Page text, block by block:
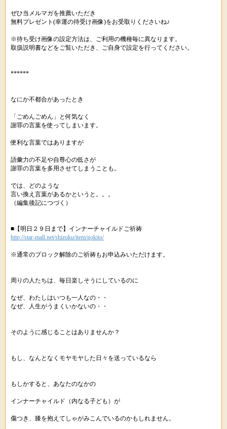
ぜひ当メルマガを推薦いただき
無料プレゼント(幸運の待受け画像)をお受取りくださいね♪
※待ち受け画像の設定方法は、ご利用の機種毎に異なります。
取扱説明書などをご覧いただき、ご自身で設定を行ってください。
******
なにか不都合があったとき
「ごめんごめん」と何気なく
謝罪の言葉を使ってしまいます。
便利な言葉ではありますが
語彙力の不足や自尊心の低さが
謝罪の言葉を多用させてしまうことも。
では、どのような
言い換え言葉があるかというと。。。
（編集後記につづく）
■【明日２９日まで】インナーチャイルドご祈祷
http://star-mall.net/shizuku/item/gokito/
※通常のブロック解除のご祈祷もお申込みいただけます。
周りの人たちは、毎日楽しそうにしているのに
なぜ、わたしはいつも一人なの・・
なぜ、人生がうまくいかないの・・
そのように感じることはありませんか？
もし、なんとなくモヤモヤした日々を送っているなら
もしかすると、あなたのなかの
インナーチャイルド（内なる子ども）が
傷つき、膝を抱えてしゃがみこんでいるのかもしれません。